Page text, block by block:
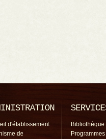
d'établissement
de
Bibliothèque
Programmes